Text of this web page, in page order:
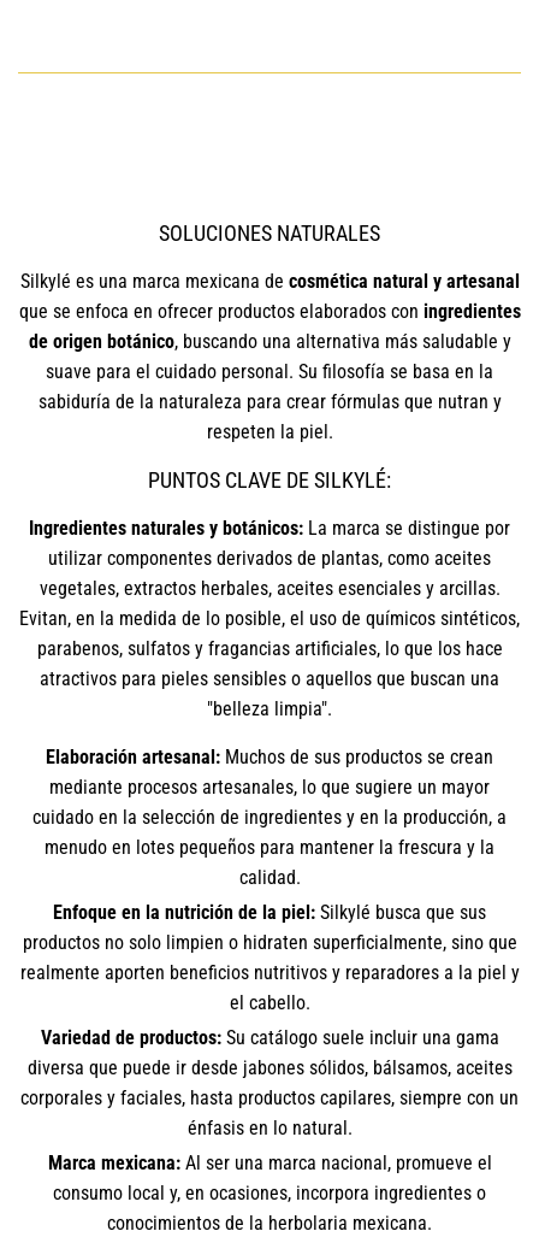
SOLUCIONES NATURALES
Silkylé es una marca mexicana de cosmética natural y artesanal
que se enfoca en ofrecer productos elaborados con ingredientes
de origen botánico, buscando una alternativa más saludable y
suave para el cuidado personal. Su filosofía se basa en la
sabiduría de la naturaleza para crear fórmulas que nutran y
respeten la piel.
PUNTOS CLAVE DE SILKYLÉ:
Ingredientes naturales y botánicos: La marca se distingue por
utilizar componentes derivados de plantas, como aceites
vegetales, extractos herbales, aceites esenciales y arcillas.
Evitan, en la medida de lo posible, el uso de químicos sintéticos,
parabenos, sulfatos y fragancias artificiales, lo que los hace
atractivos para pieles sensibles o aquellos que buscan una
"belleza limpia".
Elaboración artesanal: Muchos de sus productos se crean
mediante procesos artesanales, lo que sugiere un mayor
cuidado en la selección de ingredientes y en la producción, a
menudo en lotes pequeños para mantener la frescura y la
calidad.
Enfoque en la nutrición de la piel: Silkylé busca que sus
productos no solo limpien o hidraten superficialmente, sino que
realmente aporten beneficios nutritivos y reparadores a la piel y
el cabello.
Variedad de productos:Su catálogo suele incluir una gama
diversa que puede ir desde jabones sólidos, bálsamos, aceites
corporales y faciales, hasta productos capilares, siempre con un
énfasis en lo natural.
Marca mexicana:Al ser una marca nacional, promueve el
consumo local y, en ocasiones, incorpora ingredientes o
conocimientos de la herbolaria mexicana.